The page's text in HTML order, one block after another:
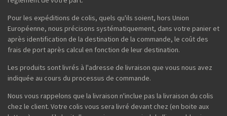
Pour les expéditions de colis, quels qu'ils soient, hors Union
Européenne, nous précisons systématiquement, dans votre panier et
après identification de la destination de la commande, le coût des
frais de port après calcul en fonction de leur destination.
Les produits sont livrés à l'adresse de livraison que vous nous avez
indiquée au cours du processus de commande.
Nous vous rappelons que la livraison n'inclue pas la livraison du colis
chez le client. Votre colis vous sera livré devant chez (en boite aux